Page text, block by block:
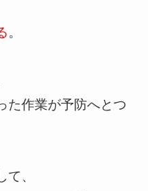
。
た作業が予防へとつ
、